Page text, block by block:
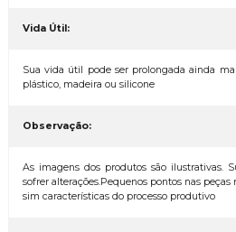
Vida Útil:
Sua vida útil pode ser prolongada ainda
plástico, madeira ou silicone
Observação:
As imagens dos produtos são ilustrativas.
sofrer alterações.Pequenos pontos nas peças
sim características do processo produtivo